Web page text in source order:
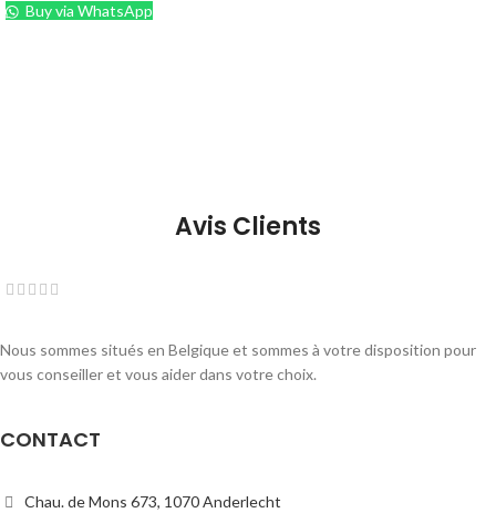
Buy via WhatsApp
Avis Clients
Nous sommes situés en Belgique et sommes à votre disposition pour
vous conseiller et vous aider dans votre choix.
CONTACT
Chau. de Mons 673, 1070 Anderlecht